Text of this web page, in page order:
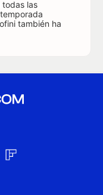
todas las
también ha